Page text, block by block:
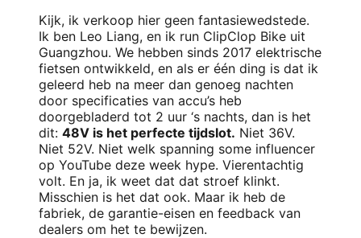
Kijk, ik verkoop hier geen fantasiewedstede.
Ik ben Leo Liang, en ik run ClipClop Bike uit
Guangzhou. We hebben sinds 2017 elektrische
fietsen ontwikkeld, en als er één ding is dat ik
geleerd heb na meer dan genoeg nachten
door specificaties van accu’s heb
doorgebladerd tot 2 uur ‘s nachts, dan is het
dit: 48V is het perfecte tijdslot. Niet 36V.
Niet 52V. Niet welk spanning some influencer
op YouTube deze week hype. Vierentachtig
volt. En ja, ik weet dat dat stroef klinkt.
Misschien is het dat ook. Maar ik heb de
fabriek, de garantie-eisen en feedback van
dealers om het te bewijzen.